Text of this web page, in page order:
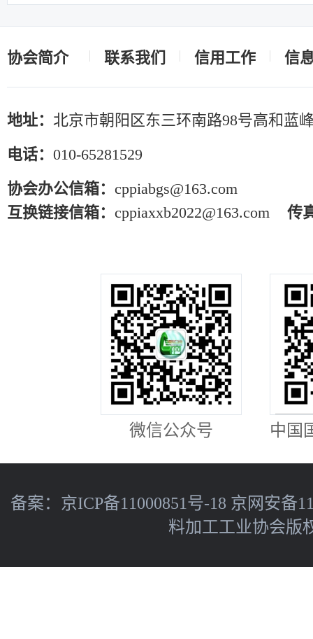
协会简介 联系我们 信用工作 信
地址： 北京市朝阳区东三环南路98号高和蓝
电话： 010-65281529
协会办公信箱： cppiabgs@163.com
互换链接信箱： cppiaxxb2022@163.com 传
微信公众号 中国
备案： 京ICP备11000851号-18 京网安备
料加工工业协会版